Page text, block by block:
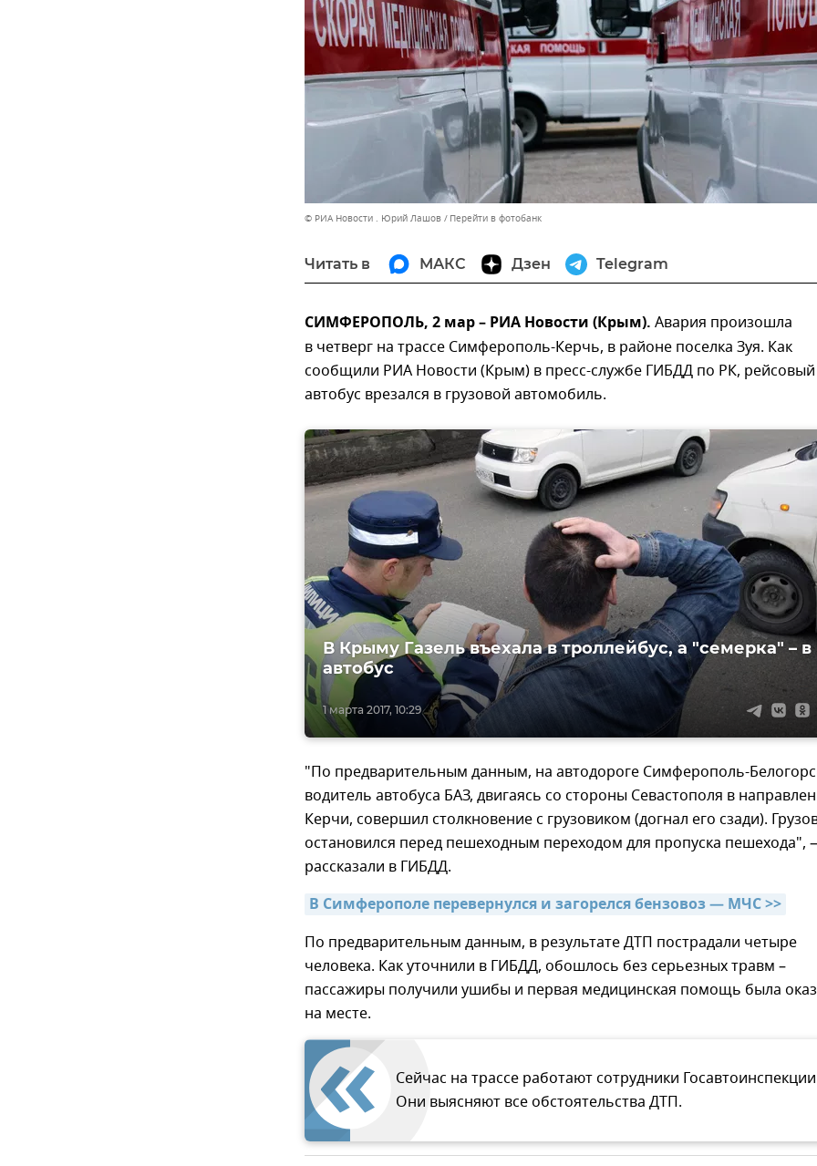
© РИА Новости . Юрий Лашов Перейти в фотобанк
Читать в МАКС Дзен Telegram
СИМФЕРОПОЛЬ, 2 мар – РИА Новости (Крым). Авария произошла
в четверг на трассе Симферополь-Керчь, в районе поселка Зуя. Как
сообщили РИА Новости (Крым) в пресс-службе ГИБДД по РК, рейсовый
автобус врезался в грузовой автомобиль.
1 марта 2017, 10:29
В Крыму Газель въехала в троллейбус, а "семерка" – в
автобус
"По предварительным данным, на автодороге Симферополь-
водитель автобуса БАЗ, двигаясь со стороны Севастополя в
Керчи, совершил столкновение с грузовиком (догнал его сзади).
остановился перед пешеходным переходом для пропуска пешехода",
рассказали в ГИБДД.
В Симферополе перевернулся и загорелся бензовоз — МЧС >>
По предварительным данным, в результате ДТП пострадали четыре
человека. Как уточнили в ГИБДД, обошлось без серьезных травм –
пассажиры получили ушибы и первая медицинская помощь была
на месте.
Сейчас на трассе работают сотрудники
Они выясняют все обстоятельства ДТП.